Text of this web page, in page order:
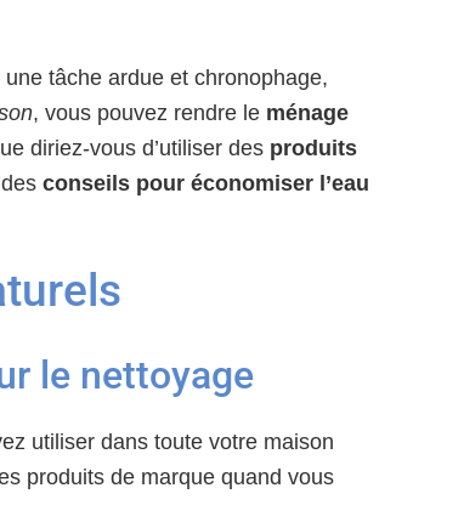
tâche ardue et chronophage,
, vous pouvez rendre le ménage
diriez-vous d’utiliser des produits
conseils pour économiser l’eau
le nettoyage
utiliser dans toute votre maison
produits de marque quand vous